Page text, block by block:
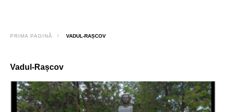
PRIMA PAGINĂ VADUL-RAȘCOV
Vadul-Rașcov